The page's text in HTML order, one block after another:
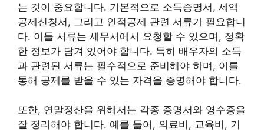
는 것이 중요합니다. 기본적으로 소득증명서, 세액
공제신청서, 그리고 인적공제 관련 서류가 필요합니
다. 이들 서류는 세무서에서 요청할 수 있으며, 정확
한 정보가 담겨 있어야 합니다. 특히 배우자의 소득
과 관련된 서류는 필수적으로 준비해야 하며, 이를
통해 공제를 받을 수 있는 자격을 증명해야 합니다.
또한, 연말정산을 위해서는 각종 증명서와 영수증을
잘 정리해야 합니다. 예를 들어, 의료비, 교육비, 기